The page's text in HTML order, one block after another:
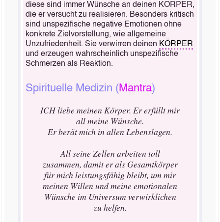
diese sind immer Wünsche an deinen KÖRPER,
die er versucht zu realisieren. Besonders kritisch
sind unspezifische negative Emotionen ohne
konkrete Zielvorstellung, wie allgemeine
Unzufriedenheit. Sie verwirren deinen KÖRPER
und erzeugen wahrscheinlich unspezifische
Schmerzen als Reaktion.
Spirituelle Medizin (Mantra)
ICH liebe meinen Körper. Er erfüllt mir
all meine Wünsche.
Er berät mich in allen Lebenslagen.
All seine Zellen arbeiten toll
zusammen, damit er als Gesamtkörper
für mich leistungsfähig bleibt, um mir
meinen Willen und meine emotionalen
Wünsche im Universum verwirklichen
zu helfen.